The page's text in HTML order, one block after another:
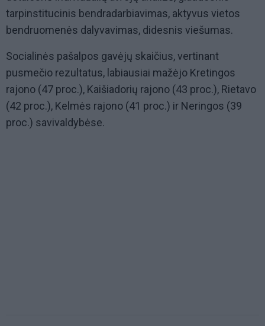
tarpinstitucinis bendradarbiavimas, aktyvus vietos
bendruomenės dalyvavimas, didesnis viešumas.
Socialinės pašalpos gavėjų skaičius, vertinant
pusmečio rezultatus, labiausiai mažėjo Kretingos
rajono (47 proc.), Kaišiadorių rajono (43 proc.), Rietavo
(42 proc.), Kelmės rajono (41 proc.) ir Neringos (39
proc.) savivaldybėse.